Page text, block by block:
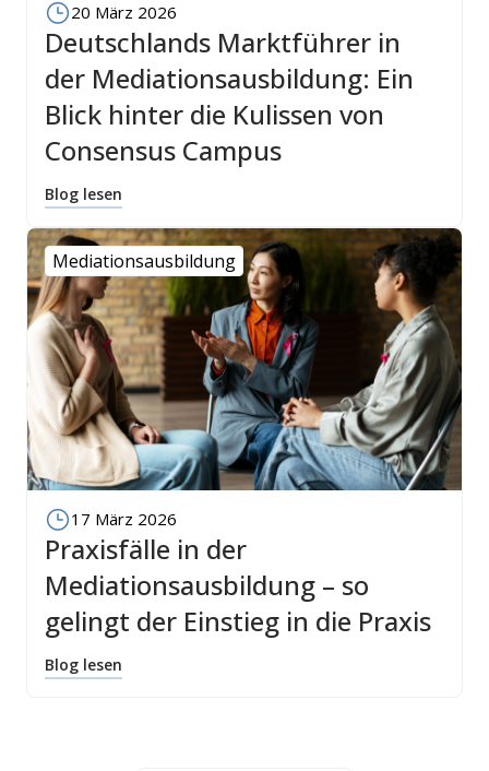
20 März 2026
Deutschlands Marktführer in
der Mediationsausbildung: Ein
Blick hinter die Kulissen von
Consensus Campus
Blog lesen
Mediationsausbildung
17 März 2026
Praxisfälle in der
Mediationsausbildung – so
gelingt der Einstieg in die Praxis
Blog lesen